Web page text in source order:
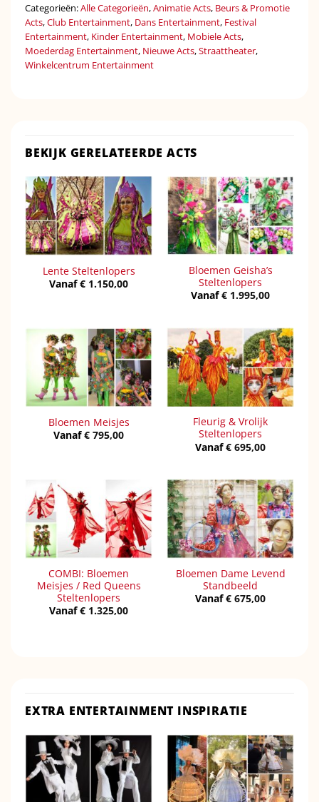
Categorieën:Alle Categorieën,Animatie Acts, Beurs & Promotie
Acts,Club Entertainment, Dans Entertainment, Festival
Entertainment, Kinder Entertainment, Mobiele Acts,
Moederdag Entertainment, Nieuwe Acts,Straattheater,
Winkelcentrum Entertainment
BEKIJK GERELATEERDE ACTS
Lente Steltenlopers
Vanaf€ 1.150,00
Bloemen Geisha’s
Steltenlopers
Vanaf€ 1.995,00
Bloemen Meisjes
Vanaf€ 795,00
Fleurig & Vrolijk
Steltenlopers
Vanaf€ 695,00
COMBI: Bloemen
Meisjes / Red Queens
Steltenlopers
Vanaf€ 1.325,00
Bloemen Dame Levend
Standbeeld
Vanaf€ 675,00
EXTRA ENTERTAINMENT INSPIRATIE